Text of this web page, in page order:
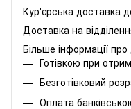
Кур'єрська доставка
Доставка на
Більше інформації
Готівкою при
Безготівковий
Оплата